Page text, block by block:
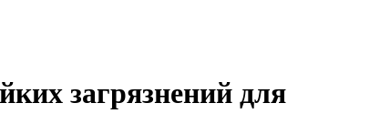
загрязнений для